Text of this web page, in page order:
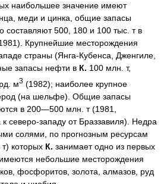
наибольшее значение имеют
меди и цинка, общие запасы
составляют 500, 180 и 100 тыс. т в
Крупнейшие месторождения
страны (Янга-Кубенса, Дженгиле,
запасы нефти в К. 100 млн. т,
м3 (1982); наиболее крупное
(на шельфе). Общие запасы
в 200—500 млн. т (1981,
северо-западу от Браззавиля). Недра
солями, по прогнозным ресурсам
которых К. занимает одно из первых
небольшие месторождения
фосфоритов, золота, алмазов, руд